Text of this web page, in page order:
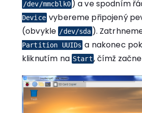
/dev/mmcblk0) a ve spodním
Devicevybereme připojený
(obvykle/dev/sda).
Partition UUIDs a nakonec
kliknutím na Start, čímž